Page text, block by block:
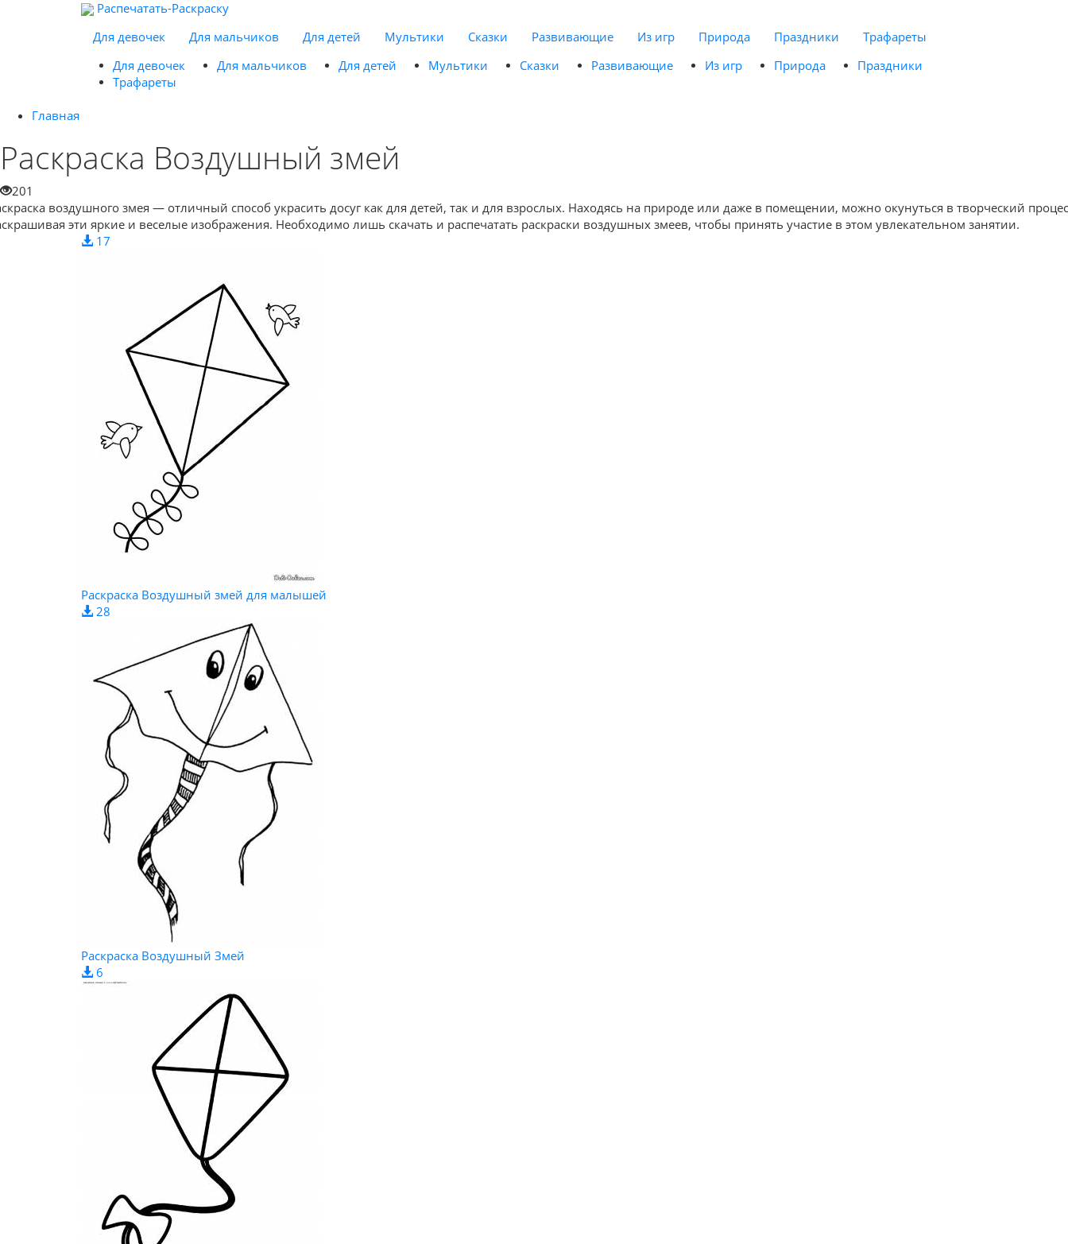
Распечатать-Раскраску
Для девочек
Для мальчиков Для детей Мультики Сказки Развивающие Из игр Природа Праздники
Трафареты
Для девочек
Для мальчиков Для детей Мультики Сказки Развивающие Из игр Природа
Праздники
Трафареты
Главная
Раскраска Воздушный змей
201
воздушного змея — отличный способ украсить досуг как для детей, так и для взрослых. Находясь на природе или даже в помещении, можно окунуться в творческий
эти яркие и веселые изображения. Необходимо лишь скачать и распечатать раскраски воздушных змеев, чтобы принять участие в этом увлекательном занятии.
17
Раскраска Воздушный змей для малышей
28
Раскраска Воздушный Змей
6